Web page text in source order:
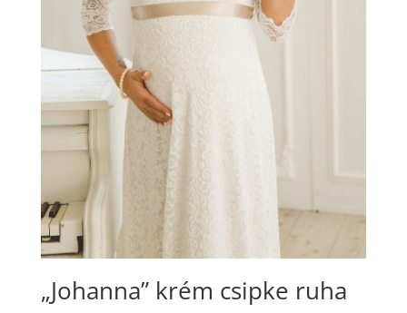
„Johanna” krém csipke ruha